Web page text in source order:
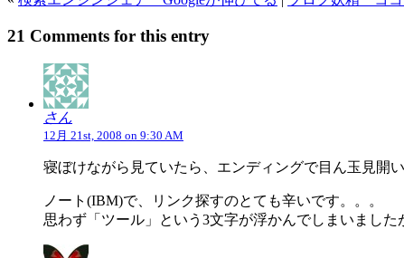
21 Comments for this entry
さん
12月 21st, 2008 on 9:30 AM
寝ぼけながら見ていたら、エンディングで目ん玉見開
ノート(IBM)で、リンク探すのとても辛いです。。。
思わず「ツール」という3文字が浮かんでしまいまし